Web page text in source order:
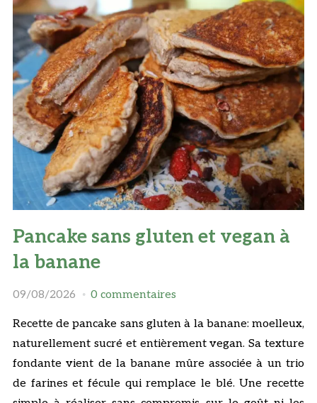
Pancake sans gluten et vegan à
la banane
09/08/2026 0 commentaires
Recette de pancake sans gluten à la banane: moelleux,
naturellement sucré et entièrement vegan. Sa texture
fondante vient de la banane mûre associée à un trio
de farines et fécule qui remplace le blé. Une recette